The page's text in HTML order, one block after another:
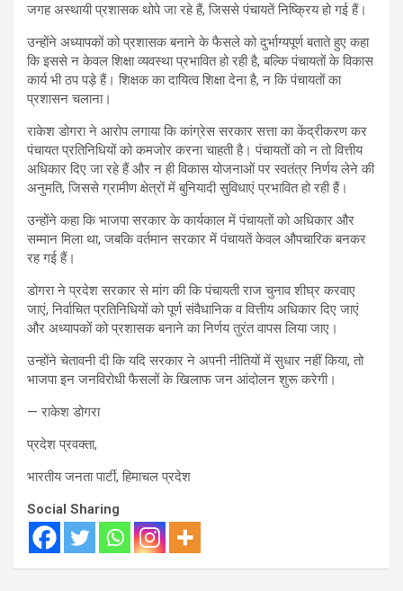
जगह अस्थायी प्रशासक थोपे जा रहे हैं, जिससे पंचायतें निष्क्रिय हो गई हैं।
उन्होंने अध्यापकों को प्रशासक बनाने के फैसले को दुर्भाग्यपूर्ण बताते हुए कहा
कि इससे न केवल शिक्षा व्यवस्था प्रभावित हो रही है, बल्कि पंचायतों के विकास
कार्य भी ठप पड़े हैं। शिक्षक का दायित्व शिक्षा देना है, न कि पंचायतों का
प्रशासन चलाना।
राकेश डोगरा ने आरोप लगाया कि कांग्रेस सरकार सत्ता का केंद्रीकरण कर
पंचायत प्रतिनिधियों को कमजोर करना चाहती है। पंचायतों को न तो वित्तीय
अधिकार दिए जा रहे हैं और न ही विकास योजनाओं पर स्वतंत्र निर्णय लेने की
अनुमति, जिससे ग्रामीण क्षेत्रों में बुनियादी सुविधाएं प्रभावित हो रही हैं।
उन्होंने कहा कि भाजपा सरकार के कार्यकाल में पंचायतों को अधिकार और
सम्मान मिला था, जबकि वर्तमान सरकार में पंचायतें केवल औपचारिक बनकर
रह गई हैं।
डोगरा ने प्रदेश सरकार से मांग की कि पंचायती राज चुनाव शीघ्र करवाए
जाएं, निर्वाचित प्रतिनिधियों को पूर्ण संवैधानिक व वित्तीय अधिकार दिए जाएं
और अध्यापकों को प्रशासक बनाने का निर्णय तुरंत वापस लिया जाए।
उन्होंने चेतावनी दी कि यदि सरकार ने अपनी नीतियों में सुधार नहीं किया, तो
भाजपा इन जनविरोधी फैसलों के खिलाफ जन आंदोलन शुरू करेगी।
— राकेश डोगरा
प्रदेश प्रवक्ता,
भारतीय जनता पार्टी, हिमाचल प्रदेश
Social Sharing